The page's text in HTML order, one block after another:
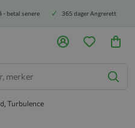
- betal senere 365 dager Angrerett
Turbulence